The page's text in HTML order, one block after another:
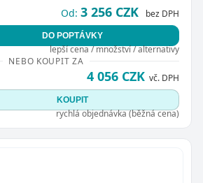
Od: 3 256 CZK bez DPH
DO POPTÁVKY
lepší cena / množství / alternativy
NEBO KOUPIT ZA
4 056 CZK vč. DPH
KOUPIT
rychlá objednávka (běžná cena)